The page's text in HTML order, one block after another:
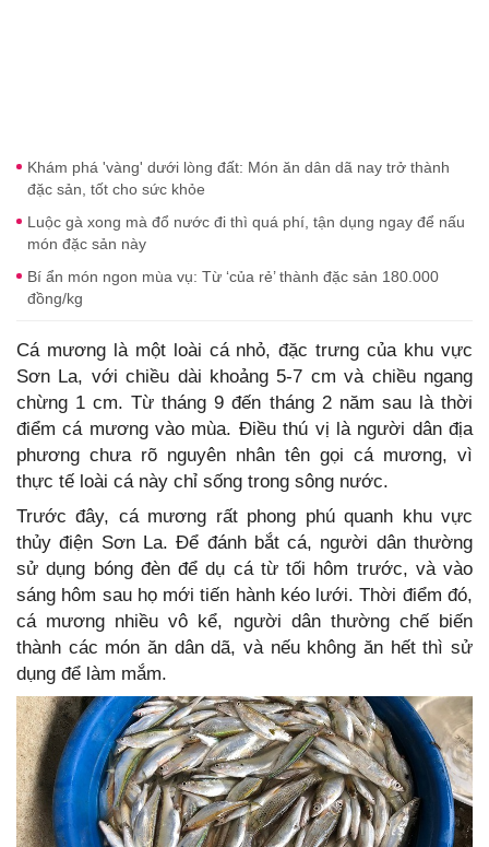
Khám phá 'vàng' dưới lòng đất: Món ăn dân dã nay trở thành
đặc sản, tốt cho sức khỏe
Luộc gà xong mà đổ nước đi thì quá phí, tận dụng ngay để nấu
món đặc sản này
Bí ẩn món ngon mùa vụ: Từ ‘của rẻ’ thành đặc sản 180.000
đồng/kg
Cá mương là một loài cá nhỏ, đặc trưng của khu vực
Sơn La, với chiều dài khoảng 5-7 cm và chiều ngang
chừng 1 cm. Từ tháng 9 đến tháng 2 năm sau là thời
điểm cá mương vào mùa. Điều thú vị là người dân địa
phương chưa rõ nguyên nhân tên gọi cá mương, vì
thực tế loài cá này chỉ sống trong sông nước.
Trước đây, cá mương rất phong phú quanh khu vực
thủy điện Sơn La. Để đánh bắt cá, người dân thường
sử dụng bóng đèn để dụ cá từ tối hôm trước, và vào
sáng hôm sau họ mới tiến hành kéo lưới. Thời điểm đó,
cá mương nhiều vô kể, người dân thường chế biến
thành các món ăn dân dã, và nếu không ăn hết thì sử
dụng để làm mắm.